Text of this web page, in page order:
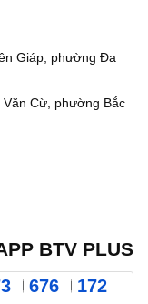
Giáp, phường Đa
Cừ, phường Bắc
BTV PLUS
676 172